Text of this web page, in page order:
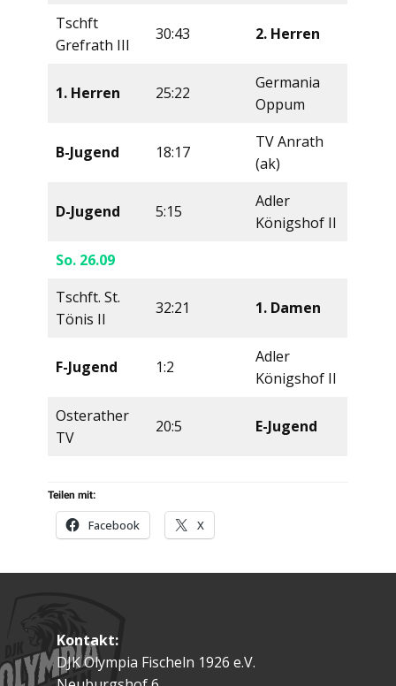
Tschft
Grefrath III
30:43 2. Herren
1. Herren 25:22
Germania
Oppum
B-Jugend 18:17
TV Anrath
(ak)
D-Jugend 5:15
Adler
Königshof II
So. 26.09
Tschft. St.
Tönis II
32:21 1. Damen
F-Jugend 1:2
Adler
Königshof II
Osterather
TV
20:5 E-Jugend
Teilen mit:
Facebook X
Kontakt:
DJK Olympia Fischeln 1926 e.V.